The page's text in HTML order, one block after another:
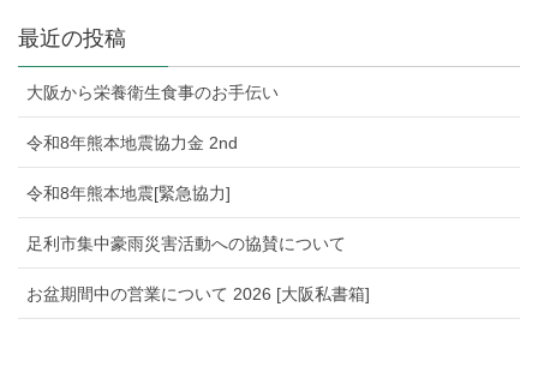
最近の投稿
大阪から栄養衛生食事のお手伝い
令和8年熊本地震協力金 2nd
令和8年熊本地震[緊急協力]
足利市集中豪雨災害活動への協賛について
お盆期間中の営業について 2026 [大阪私書箱]